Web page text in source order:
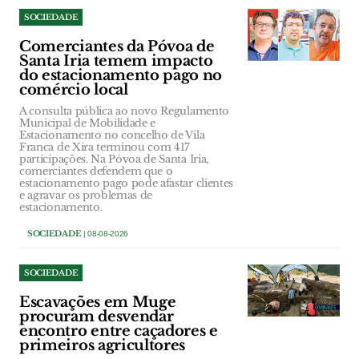
SOCIEDADE
Comerciantes da Póvoa de
Santa Iria temem impacto
do estacionamento pago no
comércio local
A consulta pública ao novo Regulamento
Municipal de Mobilidade e
Estacionamento no concelho de Vila
Franca de Xira terminou com 417
participações. Na Póvoa de Santa Iria,
comerciantes defendem que o
estacionamento pago pode afastar clientes
e agravar os problemas de
estacionamento.
SOCIEDADE| 08-08-2026
SOCIEDADE
Escavações em Muge
procuram desvendar
encontro entre caçadores e
primeiros agricultores